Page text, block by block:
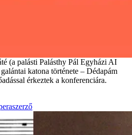
(a palásti Palásthy Pál Egyházi AI
katona története – Dédapám
érkeztek a konferenciára.